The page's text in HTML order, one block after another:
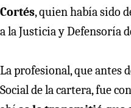
Cortés, quien había sido
a la Justicia y Defensoría
La profesional, que antes
Social de la cartera, fue